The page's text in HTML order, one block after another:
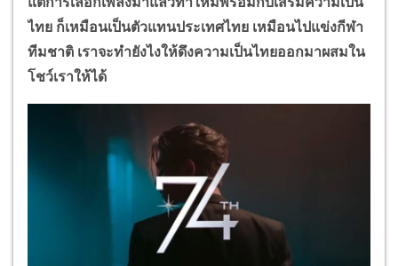
ไทย ก็เหมือนเป็นตัวแทนประเทศไทย เหมือนไปแข่งกีฬา
ทีมชาติ เราจะทำยังไงให้ดึงความเป็นไทยออกมาผสมใน
โชว์เราให้ได้